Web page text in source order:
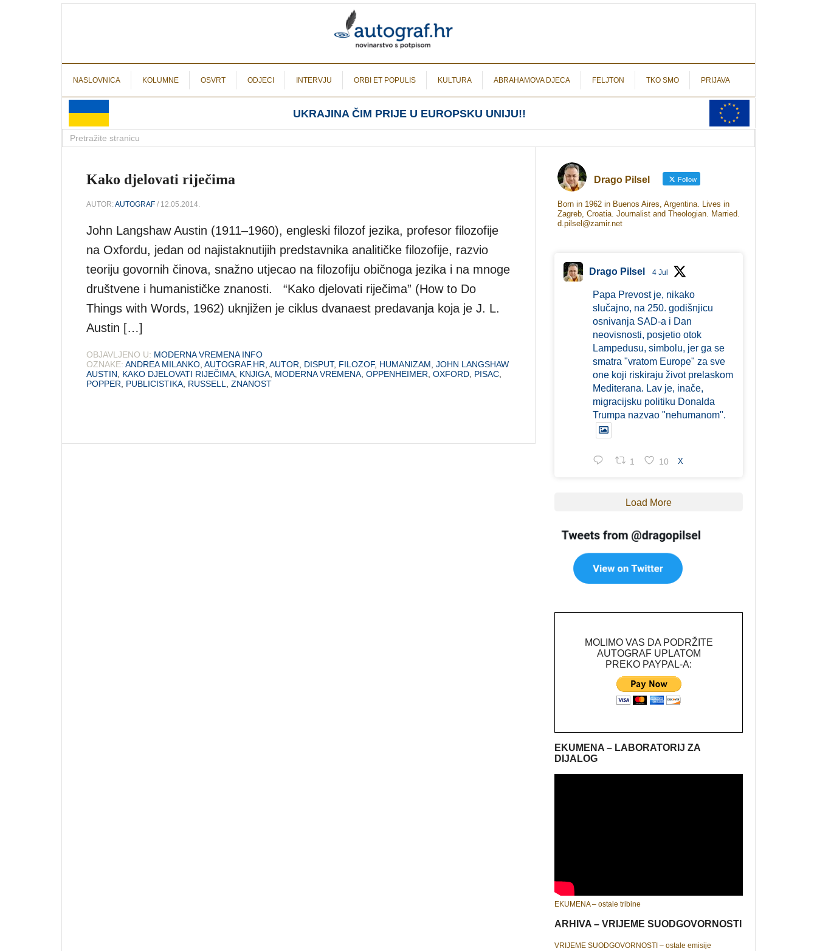
NASLOVNICA KOLUMNE OSVRT ODJECI INTERVJU ORBI ET POPULIS KULTURA ABRAHAMOVA DJECA FELJTON TKO SMO PRIJAVA
UKRAJINA ČIM PRIJE U EUROPSKU UNIJU!!
Kako djelovati riječima
AUTOR:AUTOGRAF / 12.05.2014.
John Langshaw Austin (1911–1960), engleski filozof jezika, profesor filozofije
na Oxfordu, jedan od najistaknutijih predstavnika analitičke filozofije, razvio
teoriju govornih činova, snažno utjecao na filozofiju običnoga jezika i na mnoge
društvene i humanističke znanosti. “Kako djelovati riječima” (How to Do
Things with Words, 1962) uknjižen je ciklus dvanaest predavanja koja je J. L.
Austin […]
OBJAVLJENO U: MODERNA VREMENA INFO
OZNAKE: ANDREA MILANKO AUTOGRAF.HR AUTOR DISPUT, FILOZOF, HUMANIZAM JOHN LANGSHAW
AUSTIN
KAKO DJELOVATI RIJEČIMA KNJIGA MODERNA VREMENA OPPENHEIMER OXFORD PISAC
POPPER
PUBLICISTIKA RUSSELL ZNANOST
Drago Pilsel Follow
Born in 1962 in Buenos Aires, Argentina. Lives in
Zagreb, Croatia. Journalist and Theologian. Married.
d.pilsel@zamir.net
Drago Pilsel 4 Jul
Papa Prevost je, nikako
slučajno, na 250. godišnjicu
osnivanja SAD-a i Dan
neovisnosti, posjetio otok
Lampedusu, simbolu, jer ga se
smatra "vratom Europe" za sve
one koji riskiraju život prelaskom
Mediterana. Lav je, inače,
migracijsku politiku Donalda
Trumpa nazvao "nehumanom".
1 10 X
Load More
MOLIMO VAS DA PODRŽITE
AUTOGRAF UPLATOM
PREKO PAYPAL-A:
EKUMENA – LABORATORIJ ZA
DIJALOG
EKUMENA – ostale tribine
ARHIVA – VRIJEME SUODGOVORNOSTI
VRIJEME SUODGOVORNOSTI – ostale emisije